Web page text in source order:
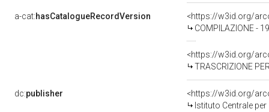
a-cat:hasCatalogueRecordVersion
COMPILAZIONE -
<https://w3id.org/
TRASCRIZIONE
dc:publisher
<https://w3id.org/
Istituto Centrale